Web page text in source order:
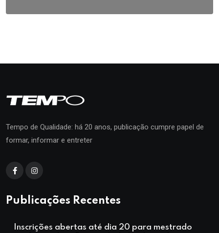
Tempo de Qualidade: há 20 anos, publicação cumpre papel de
formar, informar e entreter
Publicações Recentes
Inscrições abertas até dia 20 para mestrado